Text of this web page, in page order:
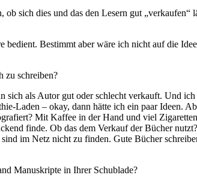
sich dies und das den Lesern gut „verkaufen“
bedient. Bestimmt aber wäre ich nicht auf die Idee
zu schreiben?
sich als Autor gut oder schlecht verkauft. Und ich
Laden – okay, dann hätte ich ein paar Ideen.
Mit Kaffee in der Hand und viel
finde. Ob das dem Verkauf der Bücher
im Netz nicht zu finden. Gute Bücher
Manuskripte in Ihrer Schublade?